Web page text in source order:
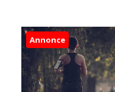
Annonce